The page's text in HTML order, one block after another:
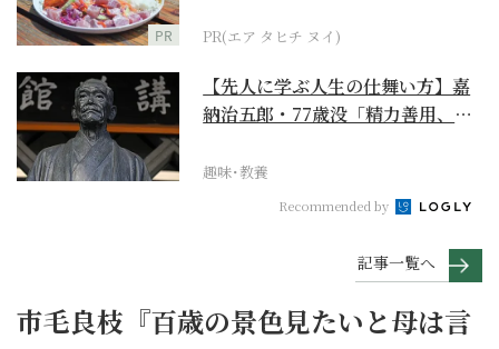
PR PR(エア タヒチ ヌイ)
【先人に学ぶ人生の仕舞い方】嘉
納治五郎・77歳没「精力善用、自
趣味･教養
Recommended by
記事一覧へ
市毛良枝『百歳の景色見たいと母は言